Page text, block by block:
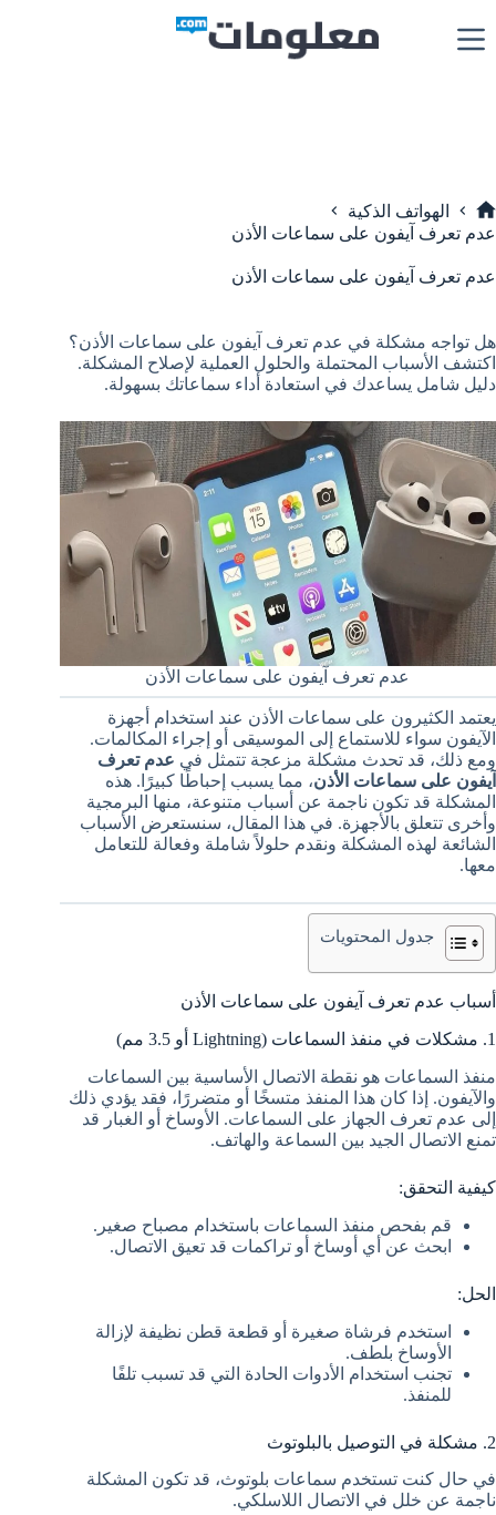
إلى
المحتوى
الرئيسية
الهواتف الذكية
عدم تعرف آيفون على سماعات الأذن
عدم تعرف آيفون على سماعات الأذن
هل تواجه مشكلة في عدم تعرف آيفون على سماعات الأذن؟
اكتشف الأسباب المحتملة والحلول العملية لإصلاح المشكلة.
دليل شامل يساعدك في استعادة أداء سماعاتك بسهولة.
عدم تعرف آيفون على سماعات الأذن
يعتمد الكثيرون على سماعات الأذن عند استخدام أجهزة
الآيفون سواء للاستماع إلى الموسيقى أو إجراء المكالمات.
ومع ذلك، قد تحدث مشكلة مزعجة تتمثل في عدم تعرف
آيفون على سماعات الأذن، مما يسبب إحباطًا كبيرًا. هذه
المشكلة قد تكون ناجمة عن أسباب متنوعة، منها البرمجية
وأخرى تتعلق بالأجهزة. في هذا المقال، سنستعرض الأسباب
الشائعة لهذه المشكلة ونقدم حلولاً شاملة وفعالة للتعامل
معها.
جدول المحتويات
أسباب عدم تعرف آيفون على سماعات الأذن
1. مشكلات في منفذ السماعات (Lightning أو 3.5 مم)
منفذ السماعات هو نقطة الاتصال الأساسية بين السماعات
والآيفون. إذا كان هذا المنفذ متسخًا أو متضررًا، فقد يؤدي ذلك
إلى عدم تعرف الجهاز على السماعات. الأوساخ أو الغبار قد
تمنع الاتصال الجيد بين السماعة والهاتف.
كيفية التحقق:
قم بفحص منفذ السماعات باستخدام مصباح صغير.
ابحث عن أي أوساخ أو تراكمات قد تعيق الاتصال.
الحل:
استخدم فرشاة صغيرة أو قطعة قطن نظيفة لإزالة
الأوساخ بلطف.
تجنب استخدام الأدوات الحادة التي قد تسبب تلفًا
للمنفذ.
2. مشكلة في التوصيل بالبلوتوث
في حال كنت تستخدم سماعات بلوتوث، قد تكون المشكلة
ناجمة عن خلل في الاتصال اللاسلكي.